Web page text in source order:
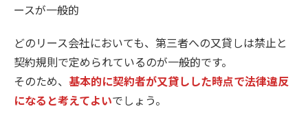
ースが一般的
どのリース会社においても、第三者への又貸しは禁止と
契約規則で定められているのが一般的です。
そのため、 基本的に契約者が又貸しした時点で法律違反
になると考えてよいでしょう。